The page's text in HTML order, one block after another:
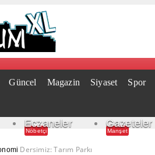
Güncel Magazin Siyaset Spor
Eczaneler
Nöbetçi
Gazeteler
Manşet
Dersimiz: Tarım Parkı